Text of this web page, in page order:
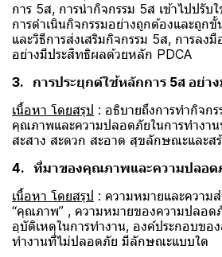
การ 5ส, การนำกิจกรรม 5ส เข้าไปปรับ
การดำเนินกิจกรรมอย่างถูกต้องและถูก
และวิธีการส่งเสริมกิจกรรม 5ส, การลง
อย่างมีประสิทธิผลด้วยหลัก PDCA
3. การประยุกต์ใช้หลักการ 5ส อย่า
เนื้อหา โดยสรุป : อธิบายถึงการทำกิจก
คุณภาพและความปลอดภัยในการทำงา
สะสาง สะดวก สะอาด สุขลักษณะและส
4. ที่มาของคุณภาพและความปลอด
เนื้อหา โดยสรุป : ความหมายและความ
“คุณภาพ” , ความหมายของความปลอด
อุบัติเหตุในการทำงาน, องค์ประกอบขอ
ทำงานที่ไม่ปลอดภัย มีลักษณะแบบใด